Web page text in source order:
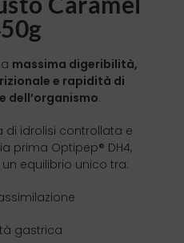
massima digeribilità,
e rapidità di
dell’organismo.
di idrolisi controllata e
prima Optipep® DH4,
un equilibrio unico tra:
gastrica